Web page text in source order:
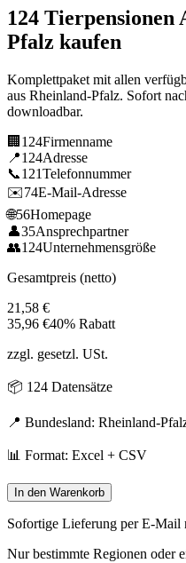
124 Tierpensionen
Pfalz kaufen
Komplettpaket mit allen
aus Rheinland-Pfalz. Sofort
downloadbar.
🏢 124Firmenname
📍124Adresse
📞121Telefonnummer
✉️74E-Mail-Adresse
🌐56Homepage
👤35Ansprechpartner
👥124Unternehmensgröße
Gesamtpreis (netto)
21,58 €
35,96 €40% Rabatt
zzgl. gesetzl. USt.
📦 124 Datensätze
📍 Bundesland: Rheinland-
📊 Format: Excel + CSV
In den Warenkorb
Sofortige Lieferung per E-Mail
Nur bestimmte Regionen oder